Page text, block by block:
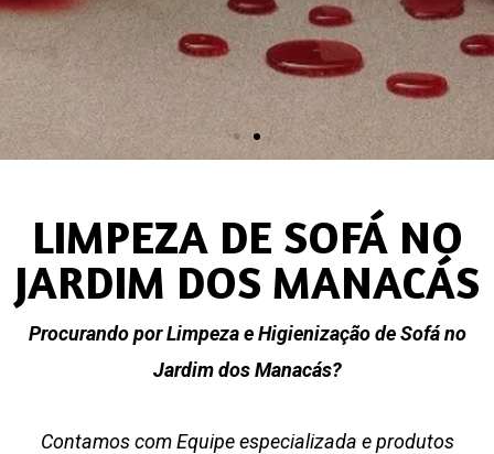
LIMPEZA DE SOFÁ NO
JARDIM DOS MANACÁS
Procurando por Limpeza e Higienização de Sofá no
Jardim dos Manacás?
Contamos com Equipe especializada e produtos